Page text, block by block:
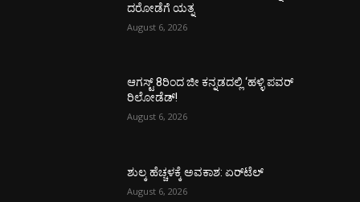
ದರೋಡೆಗೆ ಯತ್ನ
August 6, 2026
ಆಗಸ್ಟ್ 8ರಿಂದ ಜೀ ಕನ್ನಡದಲ್ಲಿ ‘ಹಳ್ಳಿ ಪವರ್
ರಿಲೋಡೆಡ್!
August 6, 2026
ಶುಲ್ಕ ಹೆಚ್ಚಳಕ್ಕೆ ಅವಕಾಶ: ಏರ್‌ಟೆಲ್
August 6, 2026